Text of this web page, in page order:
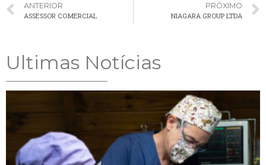
ANTERIOR
ASSESSOR COMERCIAL
PRÓXIMO
NIAGARA GROUP LTDA
Ultimas Notícias